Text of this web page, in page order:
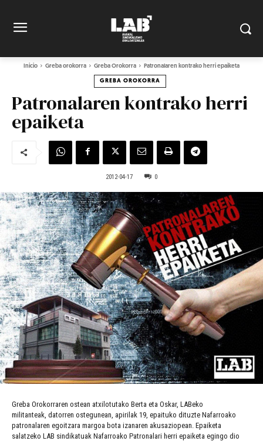
Inicio Greba orokorra Greba Orokorra Patronalaren kontrako herri epaiketa
GREBA OROKORRA
Patronalaren kontrako herri
epaiketa
2012-04-17 0
Greba Orokorraren ostean atxilotutako Berta eta Oskar, LABeko
militanteak, datorren ostegunean, apirilak 19, epaituko dituzte Nafarroako
patronalaren egoitzara margoa bota izanaren akusaziopean. Epaiketa
salatzeko LAB sindikatuak Nafarroako Patronalari herri epaiketa egingo dio